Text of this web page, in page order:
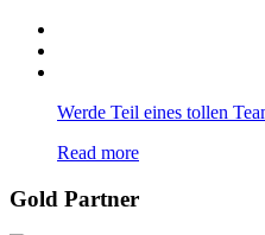
Werde Teil eines tollen
Read more
Gold Partner